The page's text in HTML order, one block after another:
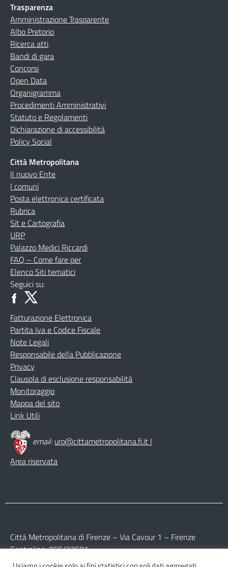
Trasparenza
Amministrazione Trasparente
Albo Pretorio
Ricerca atti
Bandi di gara
Concorsi
Open Data
Organigramma
Procedimenti Amministrativi
Statuto e Regolamenti
Dichiarazione di accessibilità
Policy Social
Città Metropolitana
Il nuovo Ente
I comuni
Posta elettronica certificata
Rubrica
Sit e Cartografia
URP
Palazzo Medici Riccardi
FAQ – Come fare per
Elenco Siti tematici
Seguici su:
Fatturazione Elettronica
Partita Iva e Codice Fiscale
Note Legali
Responsabile della Pubblicazione
Privacy
Clausola di esclusione responsabilità
Monitoraggio
Mappa del sito
Link Utili
email:urp@cittametropolitana.fi.it |
Area riservata
Città Metropolitana di Firenze – Via Cavour 1 – Firenze
Centralino: 055/27601